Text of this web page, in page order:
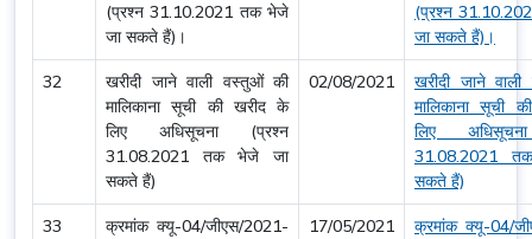
(प्रश्न 31.10.2021 तक भेजे
जा सकते हैं)।
(प्रश्न
जा सकते हैं)।
32
खरीदी जाने वाली वस्तुओं की
मालिकाना सूची की खरीद के
लिए अधिसूचना (प्रश्न
31.08.2021 तक भेजे जा
सकते हैं)
02/08/2021
खरीदी जाने
मालिकाना सूची
लिए
31.08.2021
सकते हैं)
33
क्रमांक क्यू-04/जीएस/2021-
17/05/2021
क्रमांक क्यू-04/